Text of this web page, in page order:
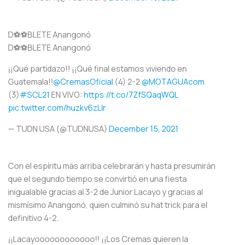
D⚽️⚽️BLETE Anangonó
D⚽️⚽️BLETE Anangonó
¡¡Qué partidazo!! ¡¡Qué final estamos viviendo en
Guatemala!!@CremasOficial (4) 2-2@MOTAGUAcom
(3)#SCL21 EN VIVO: https://t.co/7ZfSQaqWQL
pic.twitter.com/huzkv6zLIr
— TUDN USA (@TUDNUSA) December 15, 2021
Con el espíritu más arriba celebrarán y hasta presumirán
que el segundo tiempo se convirtió en una fiesta
inigualable gracias al 3-2 de Junior Lacayo y gracias al
mismísimo Anangonó, quien culminó su hat trick para el
definitivo 4-2.
¡¡Lacayoooooooooooo!! ¡¡Los Cremas quieren la